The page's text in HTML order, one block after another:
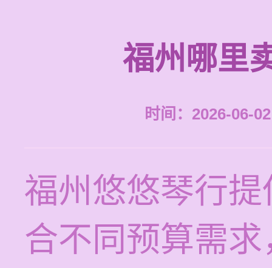
福州哪里
时间：2026-06-
福州悠悠琴行
合不同预算需